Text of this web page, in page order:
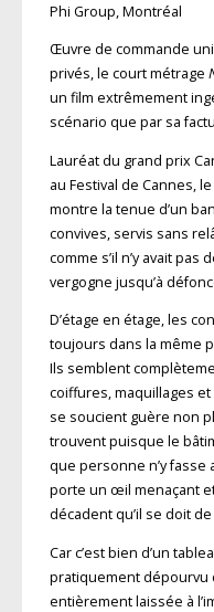
Phi Group, Montréal
Œuvre de commande
privés, le court métrage
un film extrêmement
scénario que par sa
Lauréat du grand prix
au Festival de Cannes,
montre la tenue d’un
convives, servis sans
comme s’il n’y avait
vergogne jusqu’à
D’étage en étage, les
toujours dans la même
Ils semblent
coiffures, maquillages
se soucient guère non
trouvent puisque le
que personne n’y fasse
porte un œil menaçant
décadent qu’il se doit
Car c’est bien d’un
pratiquement dépourvu
entièrement laissée à